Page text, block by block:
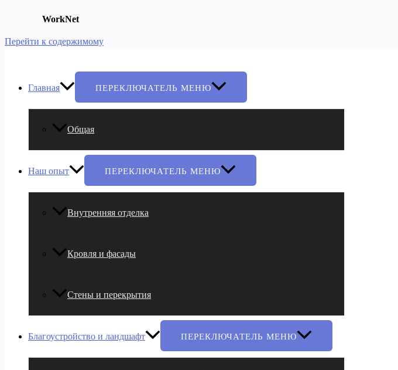
WorkNet
Перейти к содержимому
Главная ПЕРЕКЛЮЧАТЕЛЬ МЕНЮ
Общая
Наш опыт ПЕРЕКЛЮЧАТЕЛЬ МЕНЮ
Внутренняя отделка
Кровля и фасады
Стены и перекрытия
Благоустройство и ландшафт ПЕРЕКЛЮЧАТЕЛЬ МЕНЮ